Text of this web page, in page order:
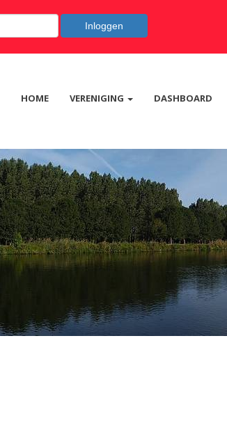
Inloggen
HOME VERENIGING DASHBOARD